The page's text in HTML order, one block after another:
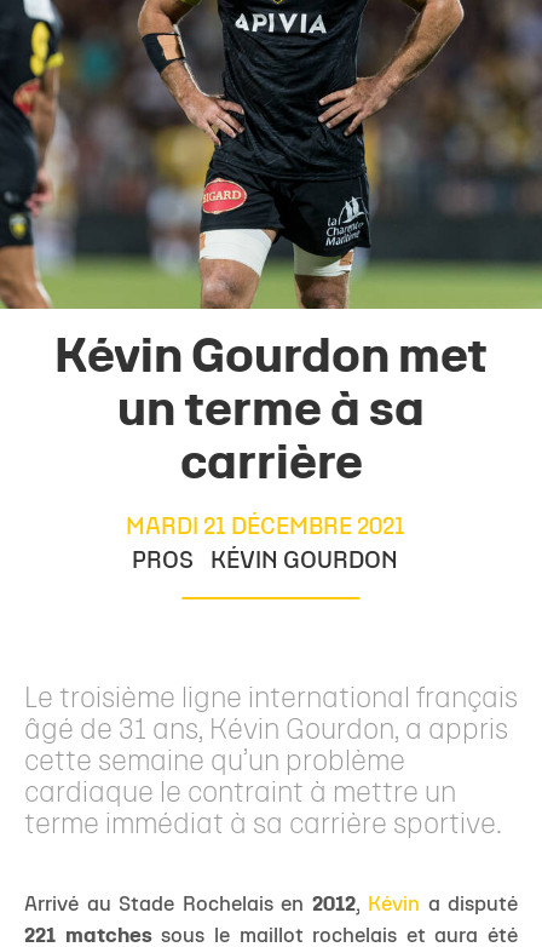
Kévin Gourdon met
un terme à sa
carrière
MARDI 21 DÉCEMBRE 2021
PROS
KÉVIN GOURDON
Le troisième ligne international français
âgé de 31 ans, Kévin Gourdon, a appris
cette semaine qu’un problème
cardiaque le contraint à mettre un
terme immédiat à sa carrière sportive.
Arrivé au Stade Rochelais en 2012, Kévin a disputé
221 matchessous le maillot rochelais et aura été